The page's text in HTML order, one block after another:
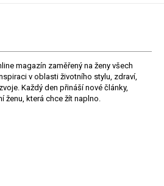
magazín zaměřený na ženy všech
v oblasti životního stylu, zdraví,
Každý den přináší nové články,
ženu, která chce žít naplno.